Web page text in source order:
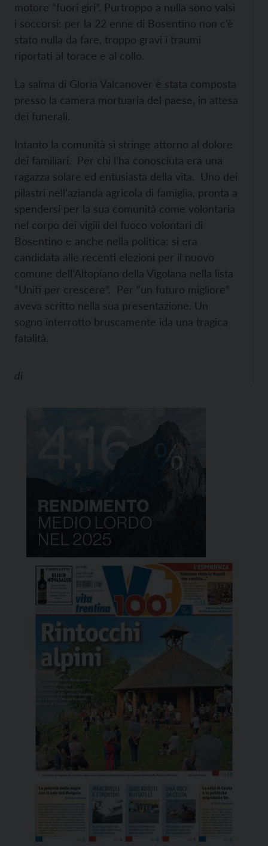
motore “fuori giri”. Purtroppo a nulla sono valsi
i soccorsi: per la 22 enne di Bosentino non c’è
stato nulla da fare, troppo gravi i traumi
riportati al torace e al collo.
La salma di Gloria Valcanover è stata composta
presso la camera mortuaria del paese, in attesa
dei funerali.
Intanto la comunità si stringe attorno al dolore
dei familiari. Per chi l’ha conosciuta era una
ragazza solare ed entusiasta della vita. Uno dei
pilastri nell’azianda agricola di famiglia, pronta a
spendersi per la sua comunità come volontaria
nel corpo dei vigili del fuoco volontari di
Bosentino e anche nella politica: si era
candidata alle recenti elezioni per il nuovo
comune dell’Altopiano della Vigolana nella lista
“Uniti per crescere”. Per “un futuro migliore”
aveva scritto nella sua presentazione. Un
sogno interrotto bruscamente ida una tragica
fatalità.
di